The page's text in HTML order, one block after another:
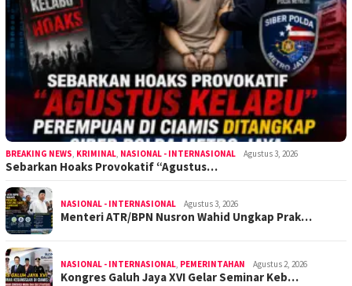
BREAKING NEWS, KRIMINAL, NASIONAL - INTERNASIONAL Agustus 3, 2026
Sebarkan Hoaks Provokatif “Agustus…
NASIONAL - INTERNASIONAL Agustus 3, 2026
Menteri ATR/BPN Nusron Wahid Ungkap Prak…
NASIONAL - INTERNASIONAL, PEMERINTAHAN Agustus 2, 2026
Kongres Galuh Jaya XVI Gelar Seminar Keb…